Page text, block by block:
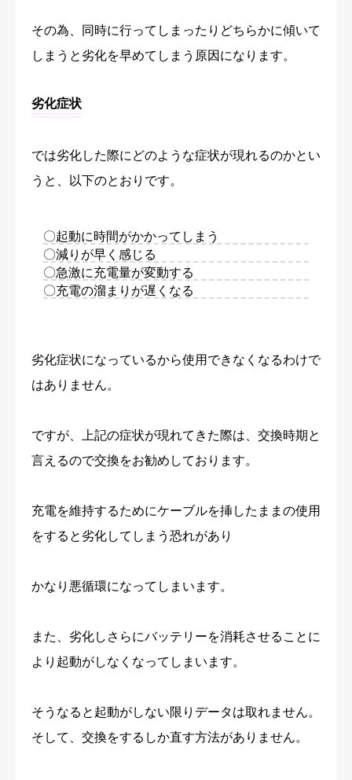
その為、同時に行ってしまったりどちらかに傾いて
しまうと劣化を早めてしまう原因になります。
劣化症状
では劣化した際にどのような症状が現れるのかとい
うと、以下のとおりです。
〇起動に時間がかかってしまう
〇減りが早く感じる
〇急激に充電量が変動する
〇充電の溜まりが遅くなる
劣化症状になっているから使用できなくなるわけで
はありません。
ですが、上記の症状が現れてきた際は、交換時期と
言えるので交換をお勧めしております。
充電を維持するためにケーブルを挿したままの使用
をすると劣化してしまう恐れがあり
かなり悪循環になってしまいます。
また、劣化しさらにバッテリーを消耗させることに
より起動がしなくなってしまいます。
そうなると起動がしない限りデータは取れません。
そして、交換をするしか直す方法がありません。